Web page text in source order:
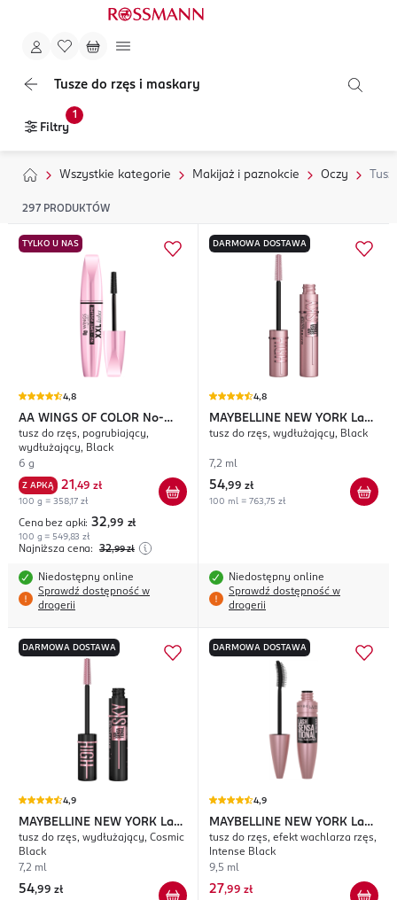
Tusze do rzęs i maskary
Filtry
1
Wszystkie kategorie Makijaż i paznokcie Oczy
297 PRODUKTÓW
TYLKO U NAS
4,8
AA WINGS OF COLOR No-
Limit Volume XXL Lashes
tusz do rzęs, pogrubiający,
wydłużający, Black
6 g
Z APKĄ 21 ,49 zł
100 g = 358,17 zł
Cena bez apki: 32,99 zł
100 g = 549,83 zł
Najniższa cena: 32,99 zł
Niedostępny online
Sprawdź dostępność w
drogerii
DARMOWA DOSTAWA
4,8
MAYBELLINE NEW YORK Lash
Sensational Sky High
tusz do rzęs, wydłużający, Black
7,2 ml
54,99 zł
100 ml = 763,75 zł
Niedostępny online
Sprawdź dostępność w
drogerii
DARMOWA DOSTAWA
4,9
MAYBELLINE NEW YORK Lash
Sensational Sky High
tusz do rzęs, wydłużający, Cosmic
Black
7,2 ml
54,99 zł
DARMOWA DOSTAWA
4,9
MAYBELLINE NEW YORK Lash
Sensational Full Fan Effect
tusz do rzęs, efekt wachlarza rzęs,
Intense Black
9,5 ml
27,99 zł